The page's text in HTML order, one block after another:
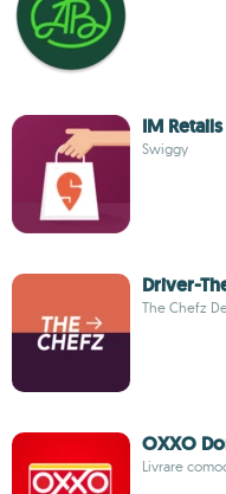
IM
Swiggy
Driver-
The Chefz
OXXO
Livrare